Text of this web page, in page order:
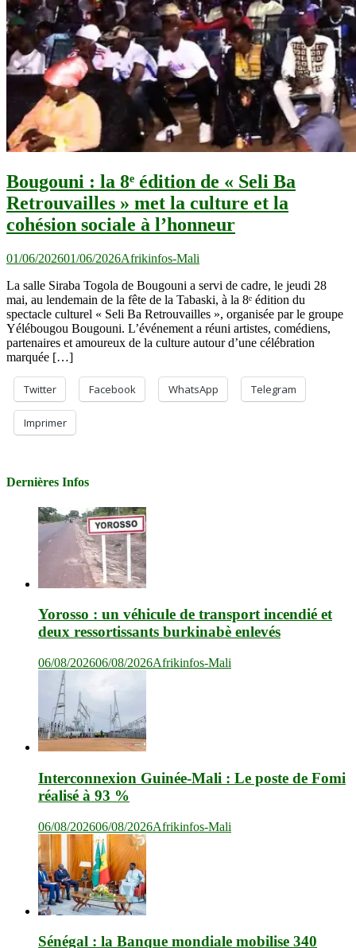
Bougouni : la 8ᵉ édition de « Seli Ba
Retrouvailles » met la culture et la
cohésion sociale à l’honneur
01/06/202601/06/2026Afrikinfos-Mali
La salle Siraba Togola de Bougouni a servi de cadre, le jeudi 28
mai, au lendemain de la fête de la Tabaski, à la 8ᵉ édition du
spectacle culturel « Seli Ba Retrouvailles », organisée par le groupe
Yélébougou Bougouni. L’événement a réuni artistes, comédiens,
partenaires et amoureux de la culture autour d’une célébration
marquée […]
Twitter Facebook WhatsApp Telegram
Imprimer
Dernières Infos
Yorosso : un véhicule de transport incendié et
deux ressortissants burkinabè enlevés
06/08/202606/08/2026Afrikinfos-Mali
Interconnexion Guinée-Mali : Le poste de Fomi
réalisé à 93 %
06/08/202606/08/2026Afrikinfos-Mali
Sénégal : la Banque mondiale mobilise 340